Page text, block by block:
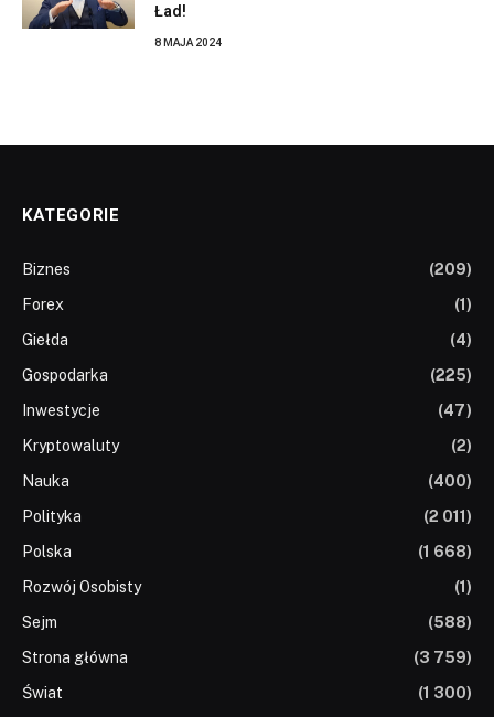
Ład!
8 MAJA 2024
KATEGORIE
Biznes
(209)
Forex
(1)
Giełda
(4)
Gospodarka
(225)
Inwestycje
(47)
Kryptowaluty
(2)
Nauka
(400)
Polityka
(2 011)
Polska
(1 668)
Rozwój Osobisty
(1)
Sejm
(588)
Strona główna
(3 759)
Świat
(1 300)